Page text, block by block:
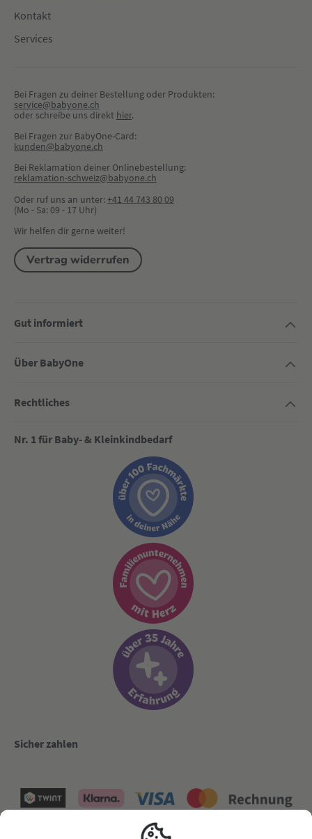
Kontakt
Services
Bei Fragen zu deiner Bestellung oder Produkten:
service@babyone.ch
oder schreibe uns direkt hier.
Bei Fragen zur BabyOne-Card:
kunden@babyone.ch
Bei Reklamation deiner Onlinebestellung:
reklamation-schweiz@babyone.ch
Oder ruf uns an unter:+41 44 743 80 09
(Mo - Sa: 09 - 17 Uhr)
Wir helfen dir gerne weiter!
Vertrag widerrufen
Gut informiert
Über BabyOne
Rechtliches
Nr. 1 für Baby- & Kleinkindbedarf
Sicher zahlen